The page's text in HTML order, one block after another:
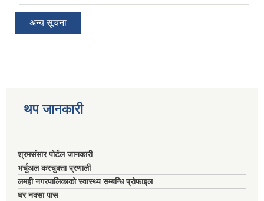
अन्य सूचना
थप जानकारी
श्रमसंसार पोर्टल जानकारी
भर्चुअल करचुक्ता प्रणाली
लमही नगरपालिकाको स्वास्थ्य सम्बन्धि प्रोफाइल
घर नक्सा पास